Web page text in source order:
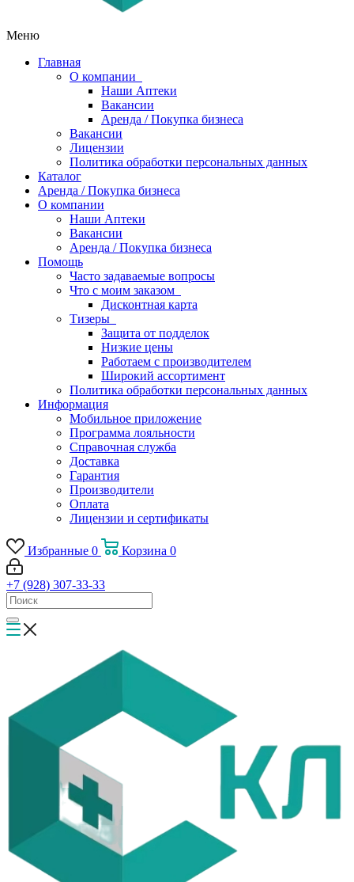
Меню
Главная
О компании
Наши Аптеки
Вакансии
Аренда / Покупка бизнеса
Вакансии
Лицензии
Политика обработки персональных данных
Каталог
Аренда / Покупка бизнеса
О компании
Наши Аптеки
Вакансии
Аренда / Покупка бизнеса
Помощь
Часто задаваемые вопросы
Что с моим заказом
Дисконтная карта
Тизеры
Защита от подделок
Низкие цены
Работаем с производителем
Широкий ассортимент
Политика обработки персональных данных
Информация
Мобильное приложение
Программа лояльности
Справочная служба
Доставка
Гарантия
Производители
Оплата
Лицензии и сертификаты
Избранные 0 Корзина 0
+7 (928) 307-33-33